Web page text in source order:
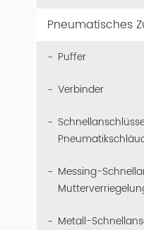
Pneumatisches
Puffer
Verbinder
Messing-
Metall-